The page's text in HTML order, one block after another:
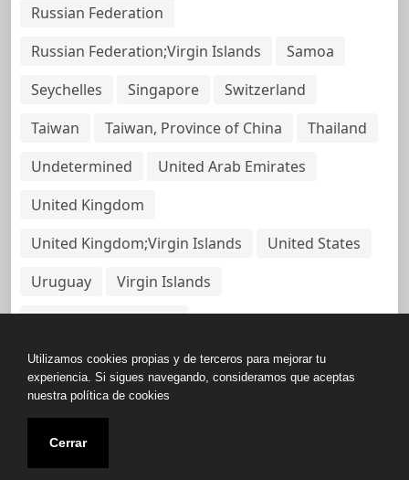
Russian Federation
Russian Federation;Virgin Islands
Samoa
Seychelles
Singapore
Switzerland
Taiwan
Taiwan, Province of China
Thailand
Undetermined
United Arab Emirates
United Kingdom
United Kingdom;Virgin Islands
United States
Uruguay
Virgin Islands
Virgin Islands, British
Copyright © All rights reserved.
Base de Datos de Papeles Del Panamá
Utilizamos cookies propias y de terceros para mejorar tu
experiencia. Si sigues navegando, consideramos que aceptas
nuestra política de cookies
Cerrar